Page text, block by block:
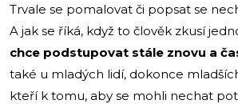
Trvale se pomalovat či popsat se
A jak se říká, když to člověk zkusí
chce podstupovat stále znovu a
také u mladých lidí, dokonce
kteří k tomu, aby se mohli nechat